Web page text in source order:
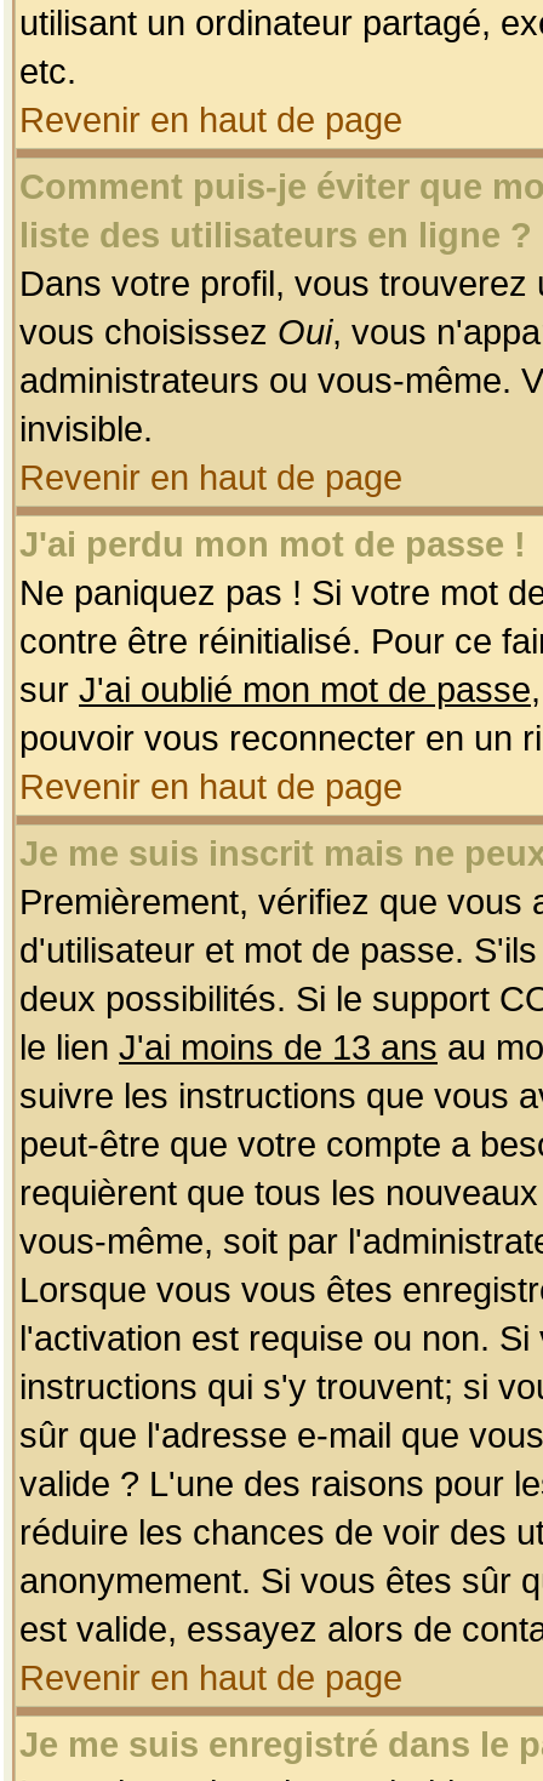
utilisant un ordinateur partagé,
etc.
Revenir en haut de page
Comment puis-je éviter que
liste des utilisateurs en ligne ?
Dans votre profil, vous
vous choisissez Oui, vous
administrateurs ou vous-même.
invisible.
Revenir en haut de page
J'ai perdu mon mot de passe !
Ne paniquez pas ! Si votre mot
contre être réinitialisé. Pour ce
sur J'ai oublié mon mot de passe
pouvoir vous reconnecter en un
Revenir en haut de page
Je me suis inscrit mais ne
Premièrement, vérifiez que
d'utilisateur et mot de passe.
deux possibilités. Si le support
le lien J'ai moins de 13 ans au
suivre les instructions que vous
peut-être que votre compte a
requièrent que tous les
vous-même, soit par
Lorsque vous vous êtes
l'activation est requise ou non.
instructions qui s'y trouvent; si
sûr que l'adresse e-mail que
valide ? L'une des raisons pour
réduire les chances de voir des
anonymement. Si vous êtes sûr
est valide, essayez alors de
Revenir en haut de page
Je me suis enregistré dans le